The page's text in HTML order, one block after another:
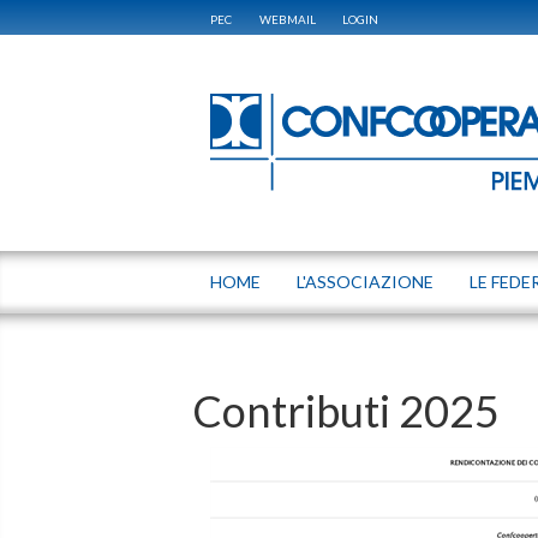
PEC WEBMAIL LOGIN
HOME L'ASSOCIAZIONE LE
Contributi 2025